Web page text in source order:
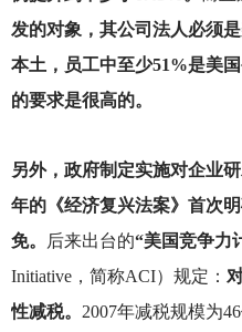
发的对象，其公司法人必须
本土，员工中至少51%是美
的要求是很高的。
另外，政府制定实施对企业
年的《经济复兴法案》首次
免。
后来出台的“美国竞争力
Initiative，简称ACI）规定：
性减税。 2007年减税规模为